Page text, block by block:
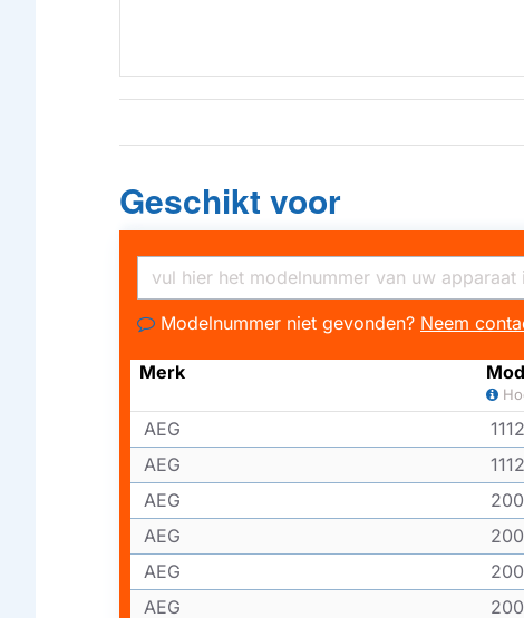
Geschikt voor
Modelnummer niet gevonden? Neem
Merk
AEG
AEG
AEG
AEG
AEG
AEG